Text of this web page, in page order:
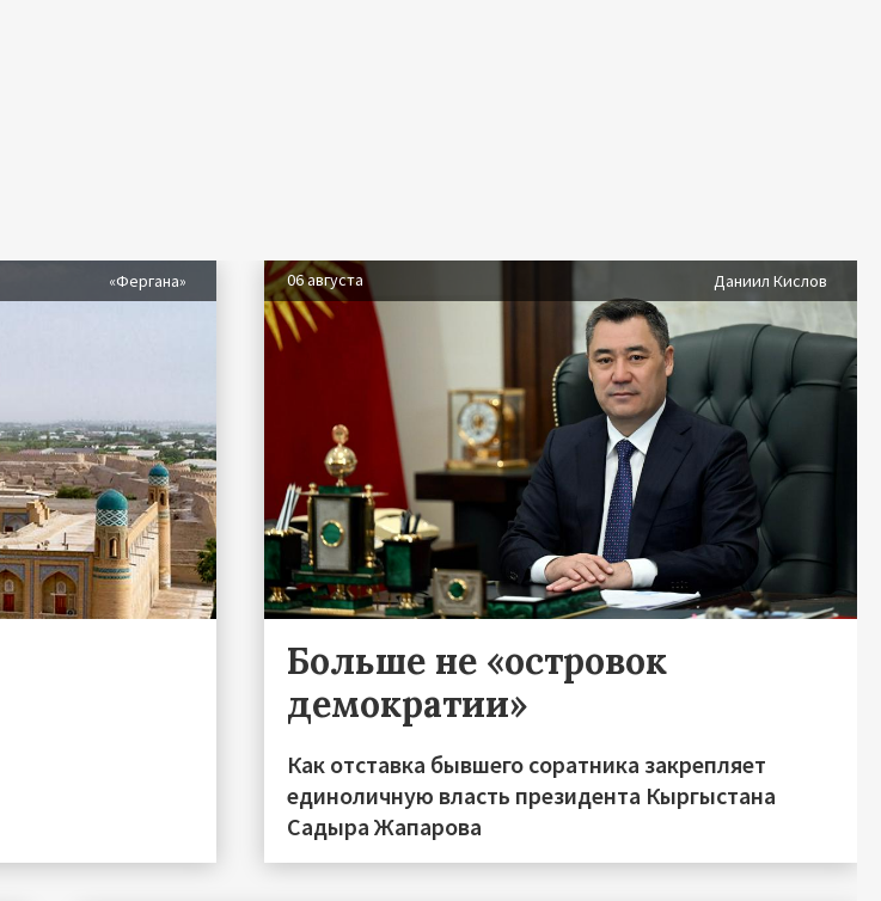
«Фергана» 06 августа Даниил Кислов
Больше не «островок
демократии»
Как отставка бывшего соратника закрепляет
единоличную власть президента Кыргыстана
Садыра Жапарова